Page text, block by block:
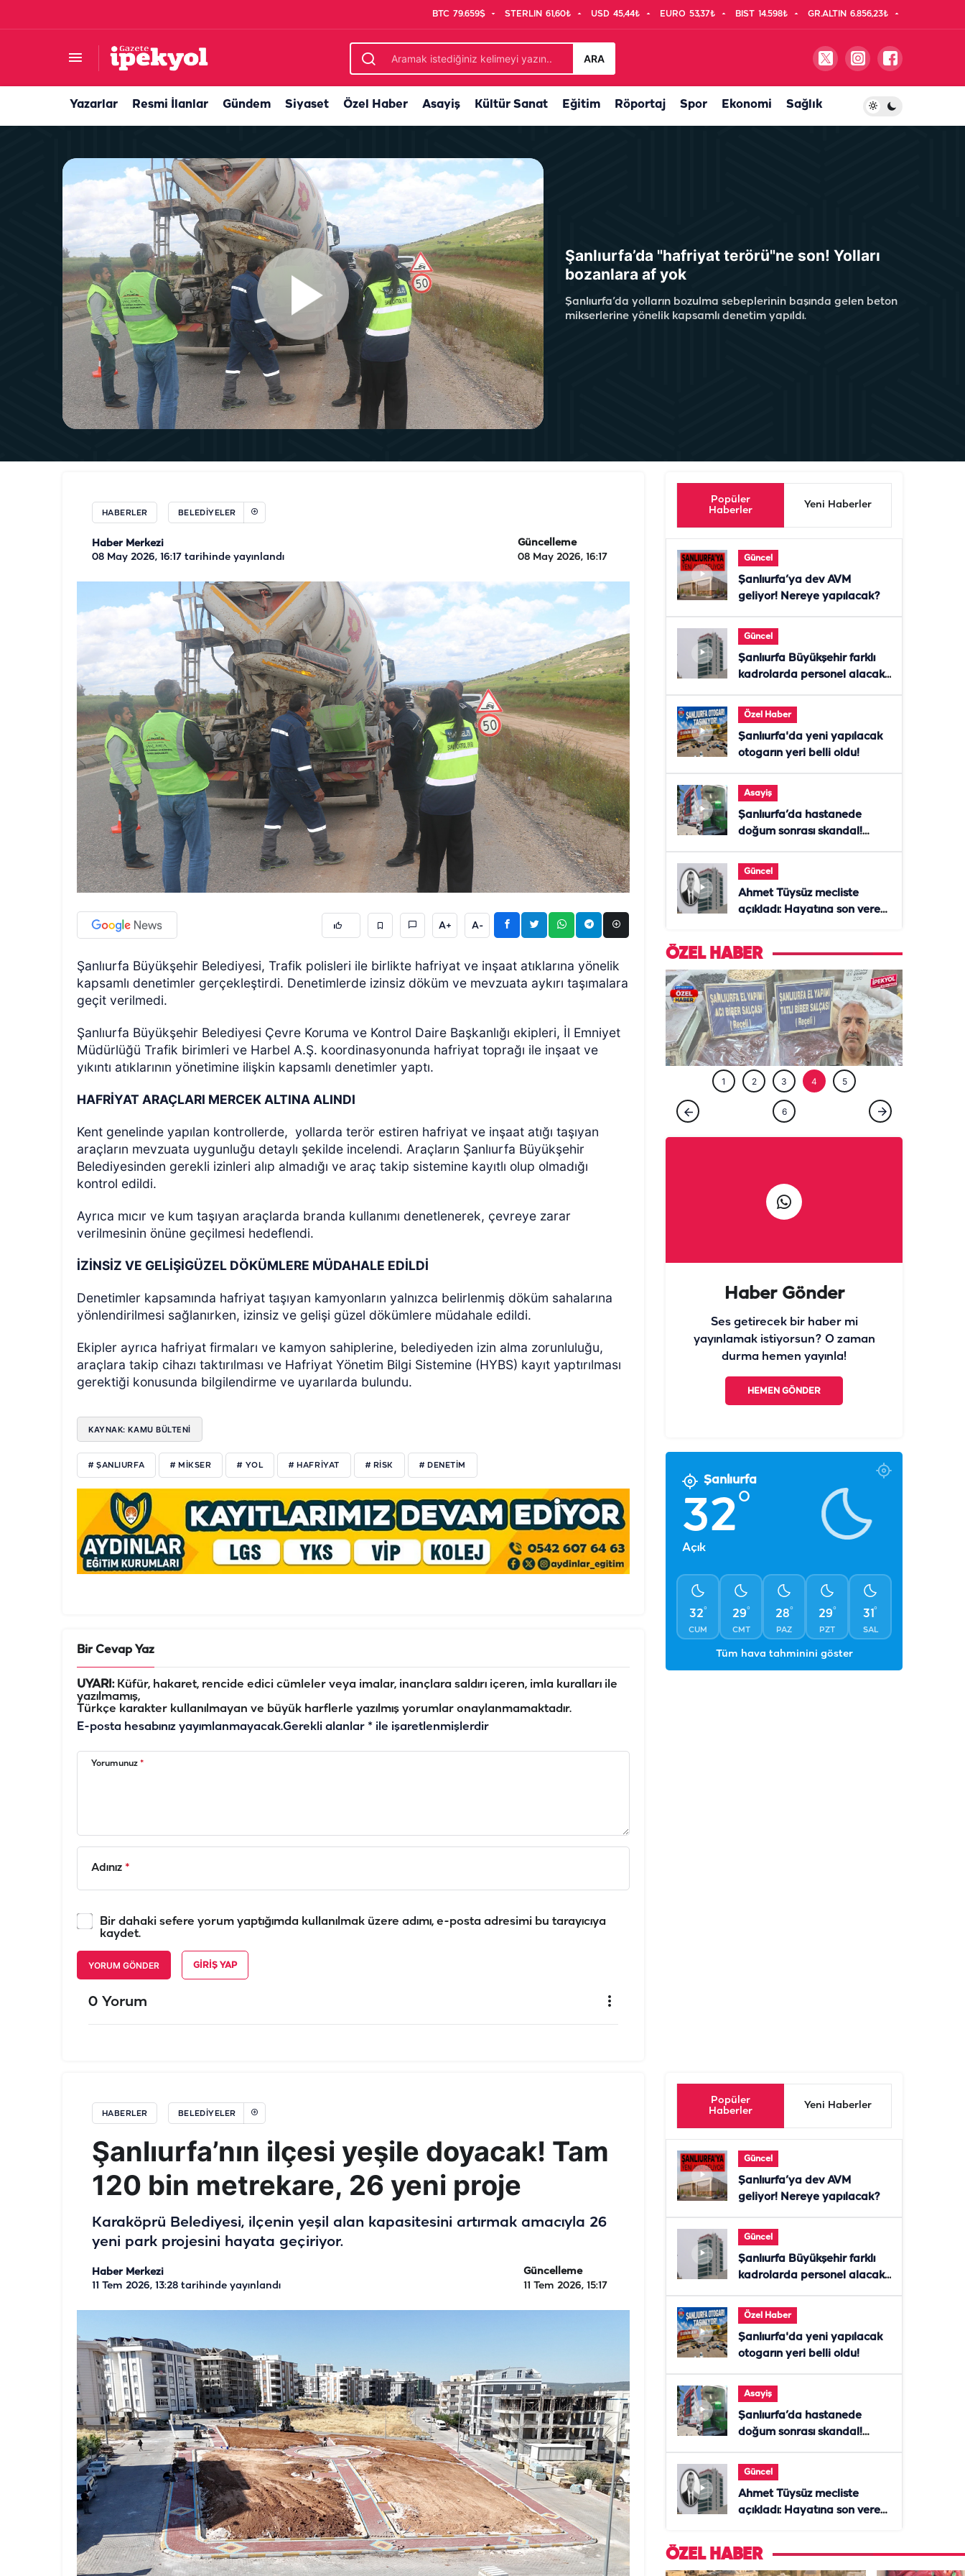
BTC 79.659$ STERLIN 61,60₺ USD 45,44₺ EURO 53,37₺ BIST 14.598₺ GR.ALTIN 6.856,23₺
ARA
Yazarlar Resmi İlanlar Gündem Siyaset Özel Haber Asayiş Kültür Sanat Eğitim Röportaj Spor Ekonomi Sağlık
Şanlıurfa’da "hafriyat terörü"ne son! Yolları
bozanlara af yok
Şanlıurfa’da yolların bozulma sebeplerinin başında gelen beton
mikserlerine yönelik kapsamlı denetim yapıldı.
HABERLER BELEDIYELER
Haber Merkezi
08 May 2026, 16:17 tarihinde yayınlandı
Güncelleme
08 May 2026, 16:17
A+ A-
Şanlıurfa Büyükşehir Belediyesi, Trafik polisleri ile birlikte hafriyat ve inşaat atıklarına yönelik
kapsamlı denetimler gerçekleştirdi. Denetimlerde izinsiz döküm ve mevzuata aykırı taşımalara
geçit verilmedi.
Şanlıurfa Büyükşehir Belediyesi Çevre Koruma ve Kontrol Daire Başkanlığı ekipleri, İl Emniyet
Müdürlüğü Trafik birimleri ve Harbel A.Ş. koordinasyonunda hafriyat toprağı ile inşaat ve
yıkıntı atıklarının yönetimine ilişkin kapsamlı denetimler yaptı.
HAFRİYAT ARAÇLARI MERCEK ALTINA ALINDI
Kent genelinde yapılan kontrollerde, yollarda terör estiren hafriyat ve inşaat atığı taşıyan
araçların mevzuata uygunluğu detaylı şekilde incelendi. Araçların Şanlıurfa Büyükşehir
Belediyesinden gerekli izinleri alıp almadığı ve araç takip sistemine kayıtlı olup olmadığı
kontrol edildi.
Ayrıca mıcır ve kum taşıyan araçlarda branda kullanımı denetlenerek, çevreye zarar
verilmesinin önüne geçilmesi hedeflendi.
İZİNSİZ VE GELİŞİGÜZEL DÖKÜMLERE MÜDAHALE EDİLDİ
Denetimler kapsamında hafriyat taşıyan kamyonların yalnızca belirlenmiş döküm sahalarına
yönlendirilmesi sağlanırken, izinsiz ve gelişi güzel dökümlere müdahale edildi.
Ekipler ayrıca hafriyat firmaları ve kamyon sahiplerine, belediyeden izin alma zorunluluğu,
araçlara takip cihazı taktırılması ve Hafriyat Yönetim Bilgi Sistemine (HYBS) kayıt yaptırılması
gerektiği konusunda bilgilendirme ve uyarılarda bulundu.
KAYNAK: KAMU BÜLTENİ
# ŞANLIURFA # MİKSER # YOL # HAFRİYAT # RİSK # DENETİM
Bir Cevap Yaz
UYARI:Küfür, hakaret, rencide edici cümleler veya imalar, inançlara saldırı içeren, imla kuralları ile
yazılmamış,
Türkçe karakter kullanılmayan ve büyük harflerle yazılmış yorumlar onaylanmamaktadır.
E-posta hesabınız yayımlanmayacak.Gerekli alanlar * ile işaretlenmişlerdir
Yorumunuz *
Adınız *
Bir dahaki sefere yorum yaptığımda kullanılmak üzere adımı, e-posta adresimi bu tarayıcıya
kaydet.
YORUM GÖNDER GIRIŞ YAP
0 Yorum
Popüler
Haberler
Yeni Haberler
Güncel
Şanlıurfa’ya dev AVM
geliyor! Nereye yapılacak?
Güncel
Şanlıurfa Büyükşehir farklı
kadrolarda personel alacak!
Özel Haber
Şanlıurfa'da yeni yapılacak
otogarın yeri belli oldu!
Asayiş
Şanlıurfa’da hastanede
doğum sonrası skandal!
Güncel
Ahmet Tüysüz mecliste
açıkladı: Hayatına son veren
ÖZEL HABER
ÖZEL HABER
Gurbetçi talebi Urfa esnafına sezonu
1 2 3 4 5
6
Haber Gönder
Ses getirecek bir haber mi
yayınlamak istiyorsun? O zaman
durma hemen yayınla!
HEMEN GÖNDER
Şanlıurfa
32°
Açık
32°
CUM
29°
CMT
28°
PAZ
29°
PZT
31°
SAL
Tüm hava tahminini göster
HABERLER BELEDIYELER
Şanlıurfa’nın ilçesi yeşile doyacak! Tam
120 bin metrekare, 26 yeni proje
Karaköprü Belediyesi, ilçenin yeşil alan kapasitesini artırmak amacıyla 26
yeni park projesini hayata geçiriyor.
Haber Merkezi
11 Tem 2026, 13:28 tarihinde yayınlandı
Güncelleme
11 Tem 2026, 15:17
Şanlıurfa’nın ilçesi yeşile doyacak! Tam 120 bin metrekare, 26 yeni proje
Popüler
Haberler
Yeni Haberler
Güncel
Şanlıurfa’ya dev AVM
geliyor! Nereye yapılacak?
Güncel
Şanlıurfa Büyükşehir farklı
kadrolarda personel alacak!
Özel Haber
Şanlıurfa'da yeni yapılacak
otogarın yeri belli oldu!
Asayiş
Şanlıurfa’da hastanede
doğum sonrası skandal!
Güncel
Ahmet Tüysüz mecliste
açıkladı: Hayatına son veren
ÖZEL HABER